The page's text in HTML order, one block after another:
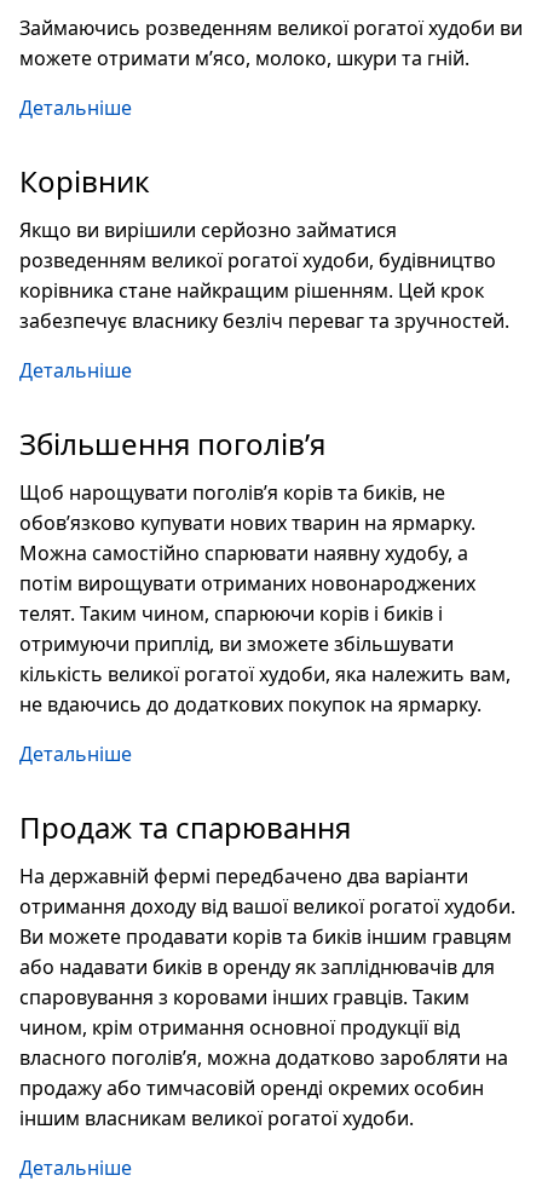
Займаючись розведенням великої рогатої худоби ви
можете отримати м’ясо, молоко, шкури та гній.
Детальніше
Корівник
Якщо ви вирішили серйозно займатися
розведенням великої рогатої худоби, будівництво
корівника стане найкращим рішенням. Цей крок
забезпечує власнику безліч переваг та зручностей.
Детальніше
Збільшення поголів’я
Щоб нарощувати поголів’я корів та биків, не
обов’язково купувати нових тварин на ярмарку.
Можна самостійно спарювати наявну худобу, а
потім вирощувати отриманих новонароджених
телят. Таким чином, спарюючи корів і биків і
отримуючи приплід, ви зможете збільшувати
кількість великої рогатої худоби, яка належить вам,
не вдаючись до додаткових покупок на ярмарку.
Детальніше
Продаж та спарювання
На державній фермі передбачено два варіанти
отримання доходу від вашої великої рогатої худоби.
Ви можете продавати корів та биків іншим гравцям
або надавати биків в оренду як запліднювачів для
спаровування з коровами інших гравців. Таким
чином, крім отримання основної продукції від
власного поголів’я, можна додатково заробляти на
продажу або тимчасовій оренді окремих особин
іншим власникам великої рогатої худоби.
Детальніше